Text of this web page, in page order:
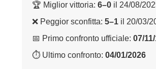
🏆 Miglior vittoria: 6–0 il 24/08/
❌ Peggior sconfitta: 5–1 il 20/03/
📅 Primo confronto ufficiale: 07/
⏱ Ultimo confronto: 04/01/2026